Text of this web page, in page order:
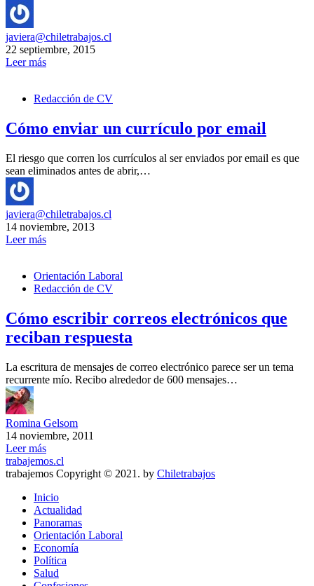
javiera@chiletrabajos.cl
22 septiembre, 2015
Leer más
Redacción de CV
Cómo enviar un currículo por email
El riesgo que corren los currículos al ser enviados por email es que
sean eliminados antes de abrir,…
javiera@chiletrabajos.cl
14 noviembre, 2013
Leer más
Orientación Laboral
Redacción de CV
Cómo escribir correos electrónicos que
reciban respuesta
La escritura de mensajes de correo electrónico parece ser un tema
recurrente mío. Recibo alrededor de 600 mensajes…
Romina Gelsom
14 noviembre, 2011
Leer más
trabajemos.cl
trabajemos Copyright © 2021. by Chiletrabajos
Inicio
Actualidad
Panoramas
Orientación Laboral
Economía
Política
Salud